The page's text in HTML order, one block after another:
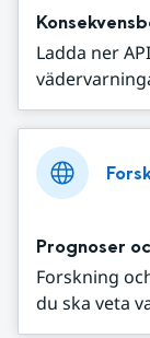
Ladda ner
Prognoser
Forskning
du ska veta